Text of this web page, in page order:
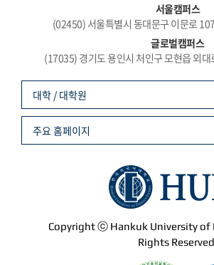
서울캠퍼스
(02450) 서울특별시 동대문구 이문로
글로벌캠퍼스
(17035) 경기도 용인시 처인구 모현읍 외
Copyright ⓒ Hankuk University of
Rights
대학 / 대학원
주요 홈페이지